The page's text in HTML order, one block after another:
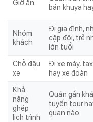
Giờ ăn
bán khuya
Nhóm
khách
Đi gia đình,
cặp đôi, trẻ
lớn tuổi
Chỗ đậu
xe
Đi xe máy,
hay xe đoàn
Khả
năng
ghép
lịch trình
Quán gần
tuyến tour
quan nào